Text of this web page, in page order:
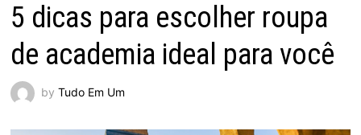
5 dicas para escolher roupa
de academia ideal para você
by Tudo Em Um